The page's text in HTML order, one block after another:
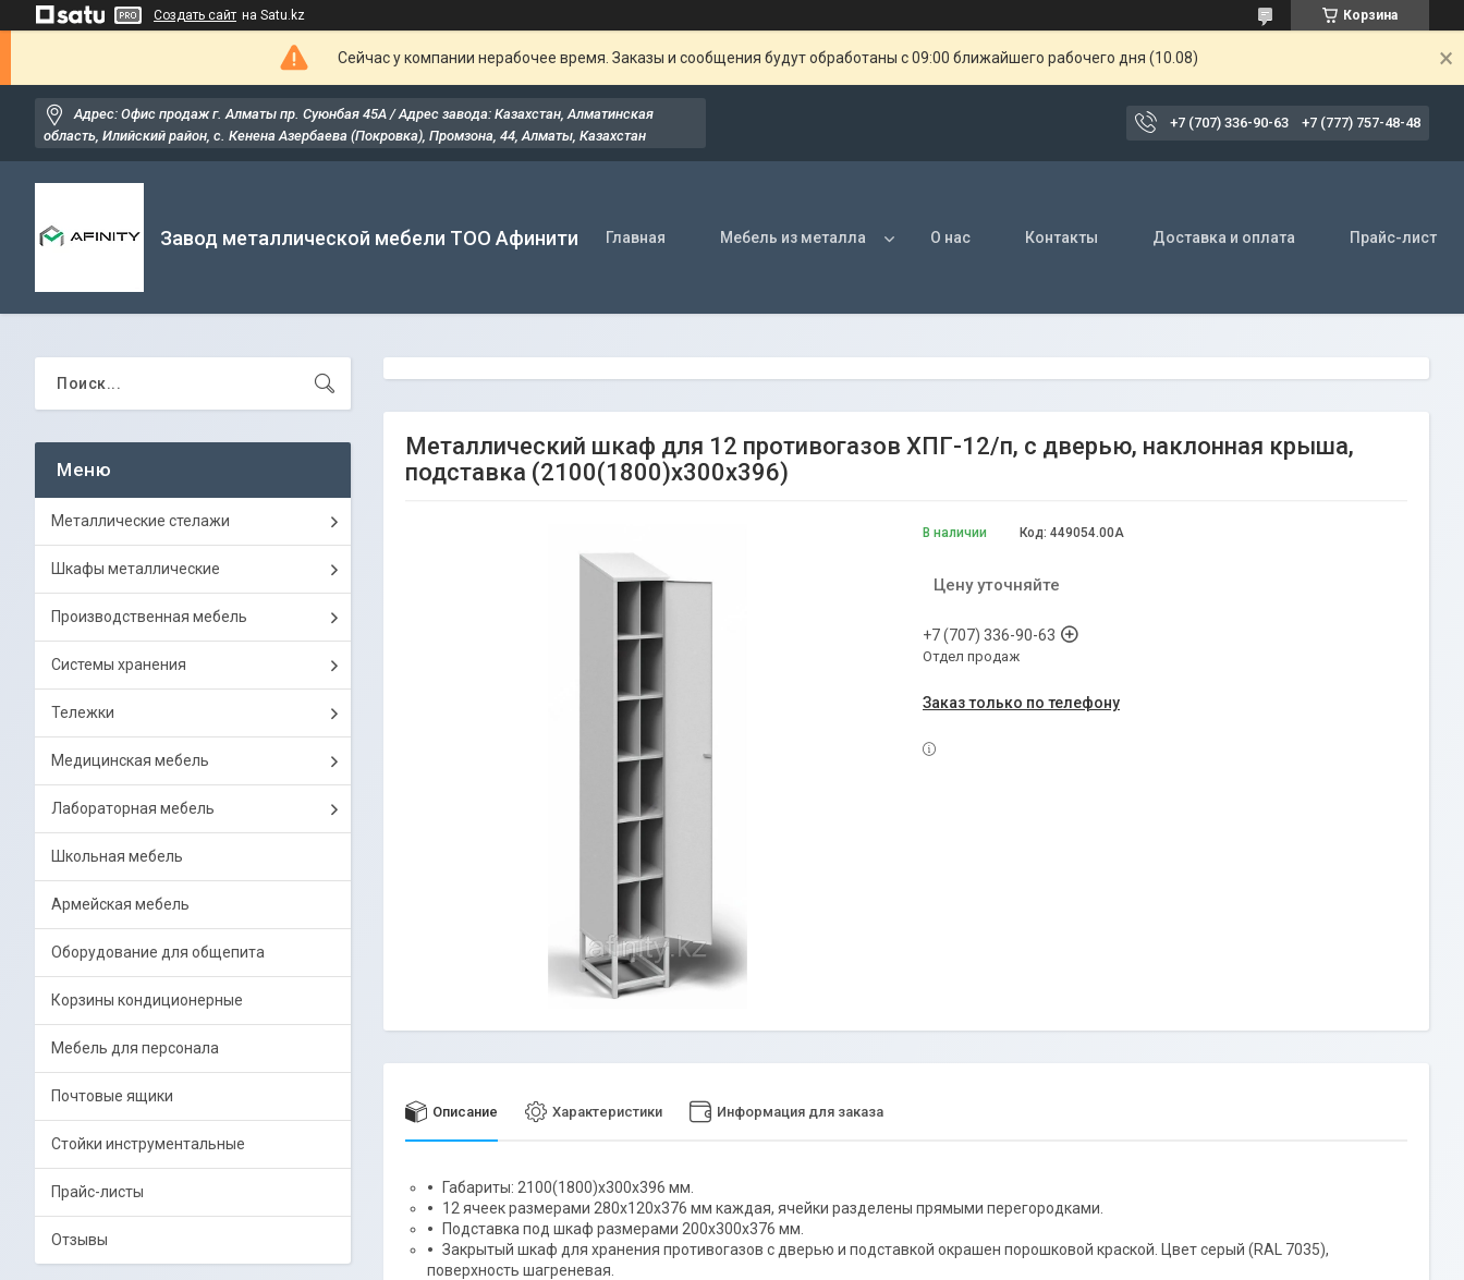
Создать сайт на Satu.kz Корзина
Сейчас у компании нерабочее время. Заказы и сообщения будут обработаны с 09:00 ближайшего рабочего дня (10.08)
Адрес: Офис продаж г. Алматы пр. Суюнбая 45А / Адрес завода: Казахстан, Алматинская
область, Илийский район, ​с. Кенена Азербаева (Покровка), Промзона, 44​, Алматы, Казахстан
+7 (707) 336-90-63 +7 (777) 757-48-48
Завод металлической мебели ТОО Афинити Главная Мебель из металла О нас Контакты Доставка и оплата Прайс-лист
Металлический шкаф для 12 противогазов ХПГ-12/п, с дверью, наклонная крыша,
подставка (2100(1800)х300х396)
В наличии Код: 449054.00A
Цену уточняйте
+7 (707) 336-90-63
Отдел продаж
Заказ только по телефону
Описание Характеристики Информация для заказа
Габариты: 2100(1800)х300х396 мм.
12 ячеек размерами 280х120х376 мм каждая, ячейки разделены прямыми перегородками.
Подставка под шкаф размерами 200х300х376 мм.
Закрытый шкаф для хранения противогазов с дверью и подставкой окрашен порошковой краской. Цвет серый (RAL 7035),
поверхность шагреневая.
Металлические стелажи
Шкафы металлические
Производственная мебель
Системы хранения
Тележки
Медицинская мебель
Лабораторная мебель
Школьная мебель
Армейская мебель
Оборудование для общепита
Корзины кондиционерные
Мебель для персонала
Почтовые ящики
Стойки инструментальные
Прайс-листы
Отзывы